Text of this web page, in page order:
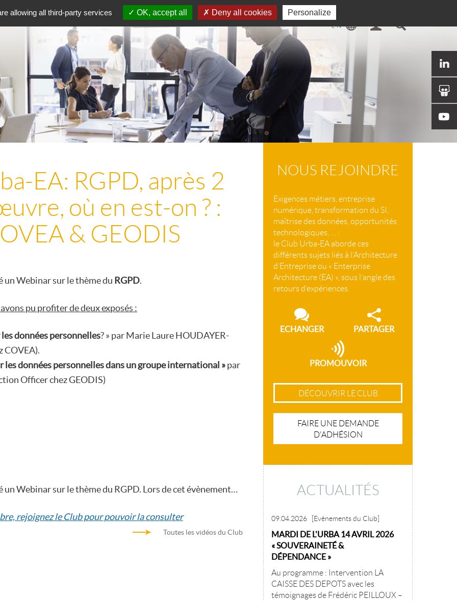
EA: RGPD, après 2
où en est-on ? :
& GEODIS
un Webinar sur le thème du RGPD.
pu profiter de deux exposés :
données personnelles? » par Marie Laure HOUDAYER-
COVEA).
les données personnelles dans un groupe international »par
Officer chez GEODIS)
un Webinar sur le thème du RGPD. Lors de cet évènement…
rejoignez le Club pour pouvoir la consulter
Toutes les vidéos du Club
NOUS REJOINDRE
Exigences métiers, entreprise
numérique, transformation du SI,
maîtrise des données, opportunités
technologiques, … :
le Club Urba-EA aborde ces
différents sujets liés à l’Architecture
d’Entreprise ou « Enterprise
Architecture (EA) », sous l’angle des
retours d’expériences.
ECHANGER PARTAGER
PROMOUVOIR
DÉCOUVRIR LE CLUB
FAIRE UNE DEMANDE
D'ADHÉSION
ACTUALITÉS
09.04.2026 [Evènements du Club]
MARDI DE L'URBA 14 AVRIL 2026
« SOUVERAINETÉ &
DÉPENDANCE »
Au programme : Intervention LA
CAISSE DES DEPOTS avec les
témoignages de Frédéric PEILLOUX –
allowing all third-party services OK, accept all Deny all cookies Personalize